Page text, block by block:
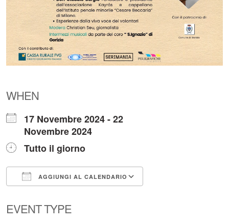
WHEN
17 Novembre 2024 - 22
Novembre 2024
Tutto il giorno
AGGIUNGI AL CALENDARIO
EVENT TYPE